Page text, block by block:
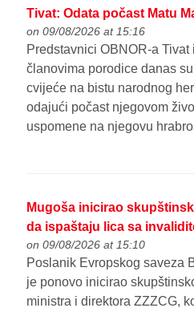
Tivat: Odata počast Matu
on 09/08/2026 at 15:16
Predstavnici OBNOR-a Tivat
članovima porodice danas
cvijeće na bistu narodnog
odajući počast njegovom
uspomene na njegovu
Mugoša inicirao
da ispaštaju lica sa
on 09/08/2026 at 15:10
Poslanik Evropskog saveza
je ponovo inicirao
ministra i direktora ZZZCG,